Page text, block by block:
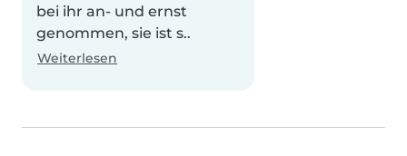
bei ihr an- und ernst
genommen, sie ist s..
Weiterlesen